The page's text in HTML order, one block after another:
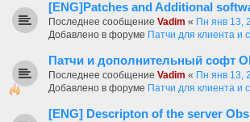
[ENG]Patches and Additional
Последнее сообщение Vadim « Пн янв 13,
Добавлено в форуме Патчи для клиента и
Патчи и дополнительный софт
Последнее сообщение Vadim « Пн янв 13,
Добавлено в форуме Патчи для клиента и
[ENG] Descripton of the server